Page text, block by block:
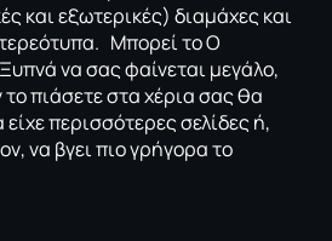
και εξωτερικές) διαμάχες και
Μπορεί το Ο
να σας φαίνεται μεγάλο,
πιάσετε στα χέρια σας θα
είχε περισσότερες σελίδες ή,
να βγει πιο γρήγορα το